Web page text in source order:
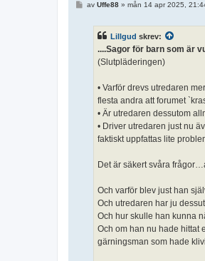
av Uffe88» mån 14 apr 2025,
Lillgud skrev:
....Sagor för barn som är
(Slutpläderingen)
• Varför drevs utredaren
flesta andra att forumet
• Är utredaren dessutom
• Driver utredaren just nu
faktiskt uppfattas lite
Det är säkert svåra
Och varför blev just han
Och utredaren har ju
Och hur skulle han kunna
Och om han nu hade hittat
gärningsman som hade